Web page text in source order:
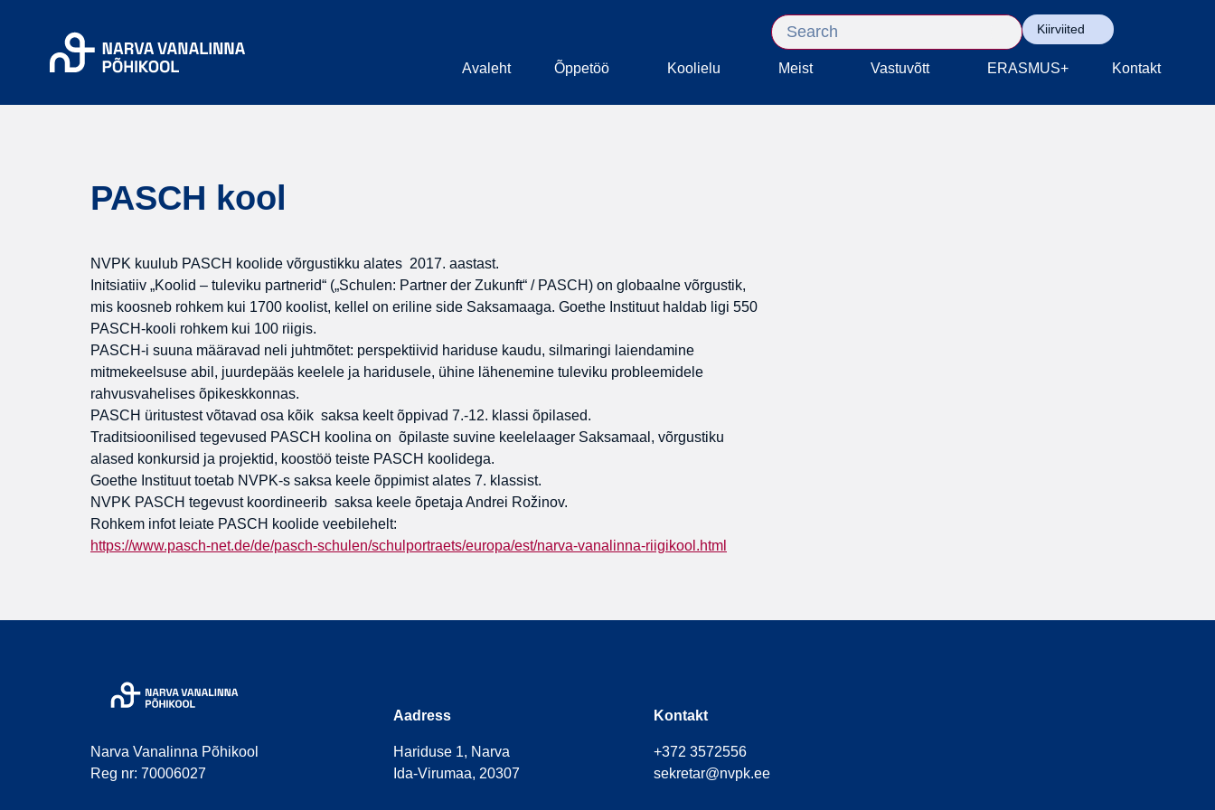
Avaleht Õppetöö Koolielu Meist Vastuvõtt ERASMUS+ Kontakt
Kiirviited
Submit
PASCH kool
NVPK kuulub PASCH koolide võrgustikku alates 2017. aastast.
Initsiatiiv „Koolid – tuleviku partnerid“ („Schulen: Partner der Zukunft“ / PASCH) on globaalne võrgustik,
mis koosneb rohkem kui 1700 koolist, kellel on eriline side Saksamaaga. Goethe Instituut haldab ligi 550
PASCH-kooli rohkem kui 100 riigis.
PASCH-i suuna määravad neli juhtmõtet: perspektiivid hariduse kaudu, silmaringi laiendamine
mitmekeelsuse abil, juurdepääs keelele ja haridusele, ühine lähenemine tuleviku probleemidele
rahvusvahelises õpikeskkonnas.
PASCH üritustest võtavad osa kõik saksa keelt õppivad 7.-12. klassi õpilased.
Traditsioonilised tegevused PASCH koolina on õpilaste suvine keelelaager Saksamaal, võrgustiku
alased konkursid ja projektid, koostöö teiste PASCH koolidega.
Goethe Instituut toetab NVPK-s saksa keele õppimist alates 7. klassist.
NVPK PASCH tegevust koordineerib saksa keele õpetaja Andrei Rožinov.
Rohkem infot leiate PASCH koolide veebilehelt:
https://www.pasch-net.de/de/pasch-schulen/schulportraets/europa/est/narva-vanalinna-riigikool.html
Narva Vanalinna Põhikool
Reg nr: 70006027
Aadress
Hariduse 1, Narva
Ida-Virumaa, 20307
Kontakt
+372 3572556
sekretar@nvpk.ee